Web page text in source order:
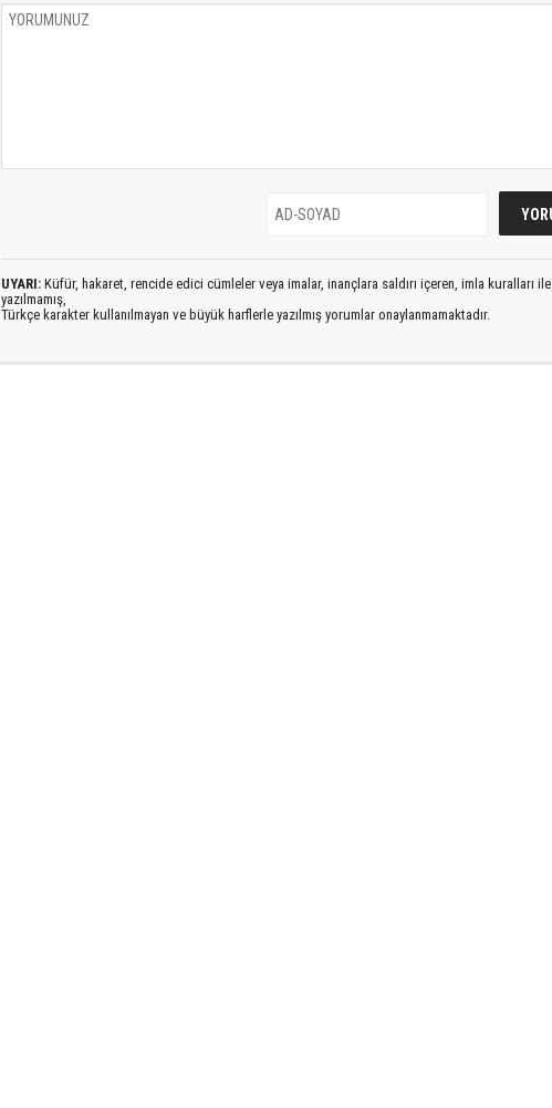
UYARI: Küfür, hakaret, rencide edici cümleler veya imalar, inançlara saldırı içeren, imla kuralları ile
yazılmamış,
Türkçe karakter kullanılmayan ve büyük harflerle yazılmış yorumlar onaylanmamaktadır.